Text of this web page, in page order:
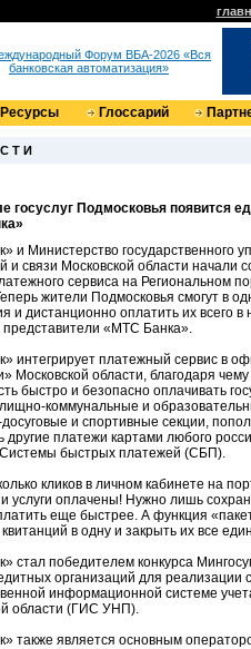
Форум ВБА-2026 «Вся
банковская автоматизация»
Ресурсы Глоссарий
Т И
госуслуг Подмосковья появится
и Министерство государственного
и связи Московской области начали
сервиса на Региональном
жители Подмосковья смогут в
и дистанционно оплатить их всего в
«МТС Банка».
интегрирует платежный сервис в
Московской области, благодаря
быстро и безопасно оплачивать
коммунальные и
досуговые и спортивные секции,
другие платежи картами любого
быстрых платежей (СБП).
кликов в личном кабинете на
услуги оплачены! Нужно лишь
еще быстрее. А функция
квитанций в одну и закрыть их все
стал победителем конкурса
организаций для реализации
информационной системе
области (ГИС УНП).
также является основным